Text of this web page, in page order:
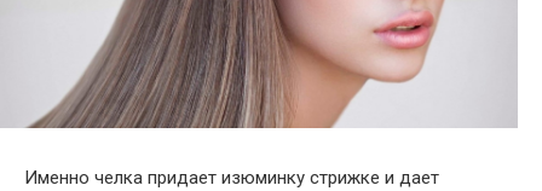
Именно челка придает изюминку стрижке и дает